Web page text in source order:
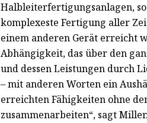
Halbleiterfertigungsanlagen,
komplexeste Fertigung aller
einem anderen Gerät erreicht
Abhängigkeit, das über den
und dessen Leistungen durch
– mit anderen Worten ein
erreichten Fähigkeiten ohne
zusammenarbeiten“, sagt